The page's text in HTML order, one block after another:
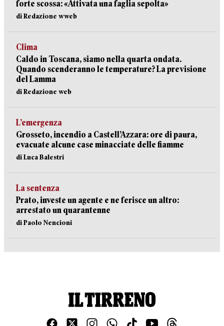
forte scossa: «Attivata una faglia sepolta»
di Redazione wweb
Clima
Caldo in Toscana, siamo nella quarta ondata.
Quando scenderanno le temperature? La previsione
del Lamma
di Redazione web
L’emergenza
Grosseto, incendio a Castell’Azzara: ore di paura,
evacuate alcune case minacciate delle fiamme
di Luca Balestri
La sentenza
Prato, investe un agente e ne ferisce un altro:
arrestato un quarantenne
di Paolo Nencioni